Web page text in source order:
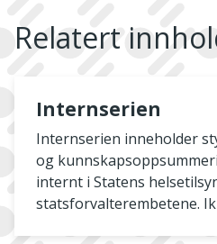
Relatert
Internserien
Internserien inneholder
og
internt i Statens
statsforvalterembetene.